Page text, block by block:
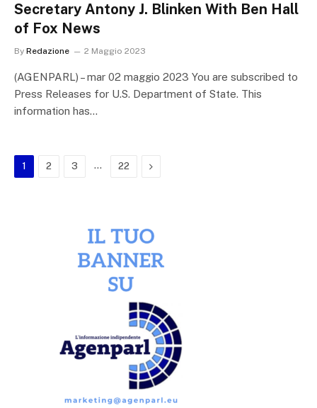
Secretary Antony J. Blinken With Ben Hall
of Fox News
By Redazione 2 Maggio 2023
(AGENPARL) – mar 02 maggio 2023 You are subscribed to
Press Releases for U.S. Department of State. This
information has…
1 2 3 … 22 Next